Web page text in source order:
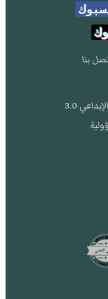
بنا
3.0